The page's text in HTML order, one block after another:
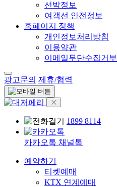
선박정보
여객선 안전정보
홈페이지 정책
개인정보처리방침
이용약관
이메일무단수집거부
광고문의 제휴/협력
1899 8114
카카오톡 채널톡
예약하기
티켓예매
KTX 연계예매